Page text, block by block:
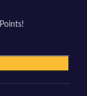
Points!